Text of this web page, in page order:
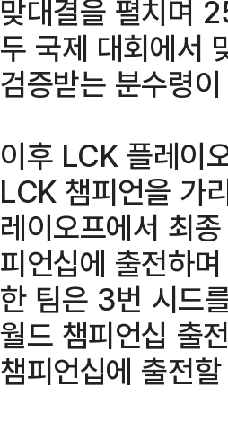
맞대결을 펼치며
두 국제 대회에서
검증받는 분수령
이후 LCK 플레이
LCK 챔피언을 가
레이오프에서 최
피언십에 출전하
한 팀은 3번 시드
월드 챔피언십 출
챔피언십에 출전